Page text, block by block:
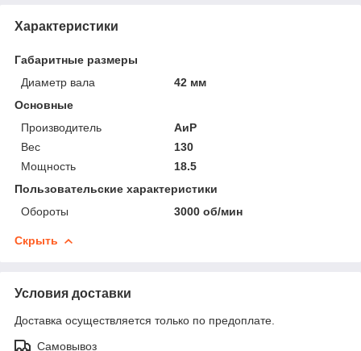
Характеристики
Габаритные размеры
Диаметр вала
42 мм
Основные
Производитель
АиР
Вес
130
Мощность
18.5
Пользовательские характеристики
Обороты
3000 об/мин
Скрыть
Условия доставки
Доставка осуществляется только по предоплате.
Самовывоз